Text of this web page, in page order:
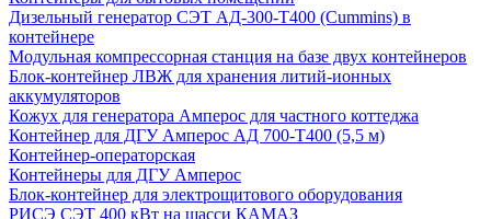
Дизельный генератор СЭТ АД-300-Т400 (Cummins) в
контейнере
Модульная компрессорная станция на базе двух контейнеров
Блок-контейнер ЛВЖ для хранения литий-ионных
аккумуляторов
Кожух для генератора Амперос для частного коттеджа
Контейнер для ДГУ Амперос АД 700-Т400 (5,5 м)
Контейнер-операторская
Контейнеры для ДГУ Амперос
Блок-контейнер для электрощитового оборудования
РИСЭ СЭТ 400 кВт на шасси КАМАЗ